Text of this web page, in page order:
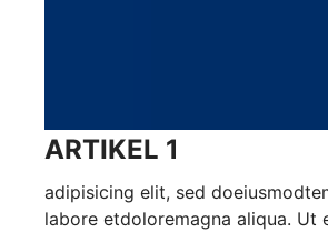
ARTIKEL 1
adipisicing elit, sed
labore etdoloremagna aliqua. Ut